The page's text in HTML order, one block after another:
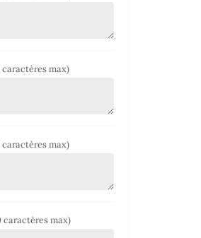
caractères max)
caractères max)
caractères max)